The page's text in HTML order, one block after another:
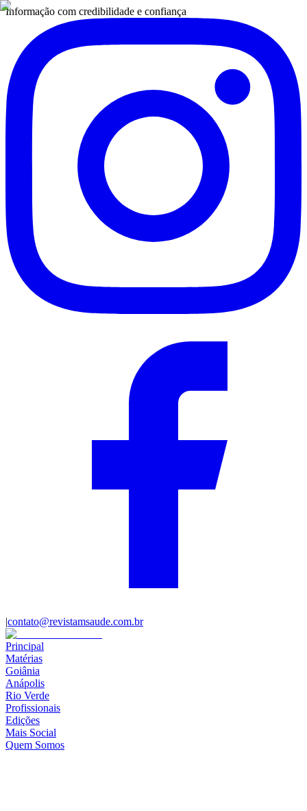
Informação com credibilidade e confiança
|contato@revistamsaude.com.br
Principal
Matérias
Goiânia
Anápolis
Rio Verde
Profissionais
Edições
Mais Social
Quem Somos